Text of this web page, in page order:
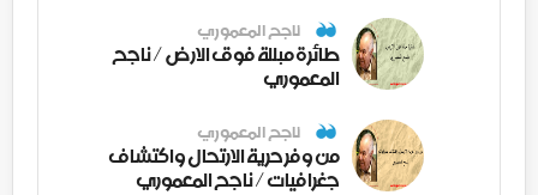
ناجح المعموري
طائرة مبللة فوق الارض / ناجح
المعموري
ناجح المعموري
من وفر حرية الارتحال واكتشاف
جغرافيات / ناجح المعموري